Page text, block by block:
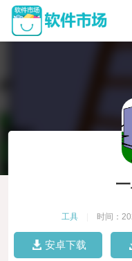
工具 时间：
安卓下载